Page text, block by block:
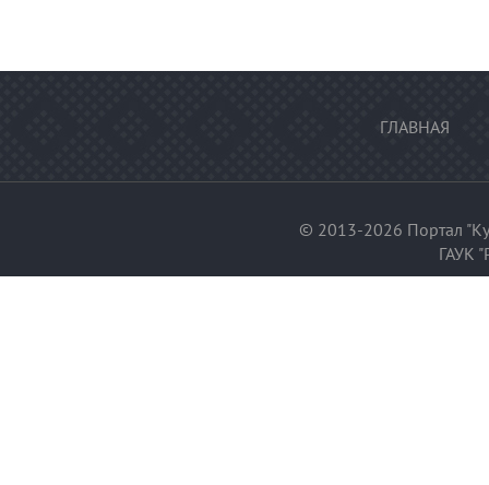
ГЛАВНАЯ
© 2013-2026 Портал
ГАУК